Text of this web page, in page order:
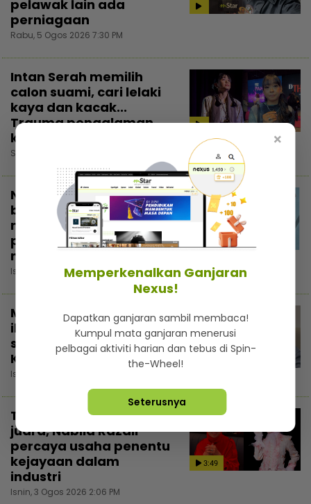
pelawak lain ada
perniagaan
Rabu, 5 Ogos 2026 7:30 PM
Intan Serah memilih
calon suami, cari lelaki
kaya dan kacak...
Trauma pengalaman
kahwin rakan
Selasa, 4 Ogos 2026 7:30 PM
Nadzmi Adhwa bagi
bantuan bukan untuk
menunjuk, niat cari
pahala... Kongsi di
media sosial elak fitnah
Isnin, 3 Ogos 2026 5:30 PM
Majikan tindas pekerja
ibarat tutup periuk nasi
sendiri - Dazrin
Kamarudin
Isnin, 3 Ogos 2026 4:13 PM
3:49
Tiada istilah ‘badi’
juara, Nabila Razali
percaya usaha penentu
kejayaan dalam
industri
Isnin, 3 Ogos 2026 2:06 PM
×
Memperkenalkan Ganjaran
Nexus!
Dapatkan ganjaran sambil membaca!
Kumpul mata ganjaran menerusi
pelbagai aktiviti harian dan tebus di Spin-
the-Wheel!
Seterusnya